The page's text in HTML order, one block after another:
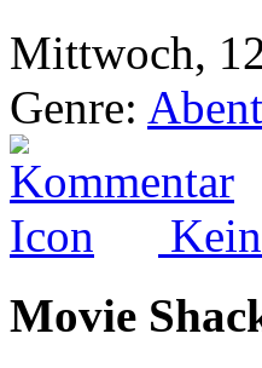
Mittwoch,
Genre:
Movie